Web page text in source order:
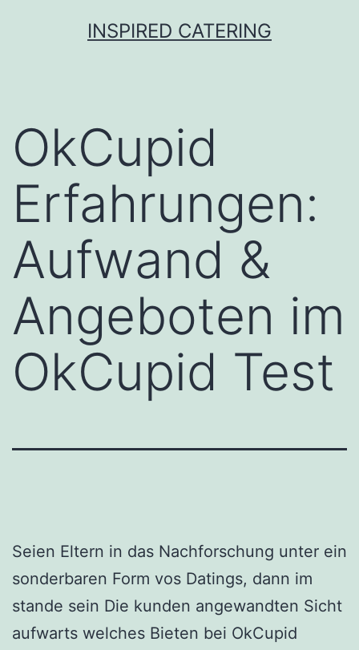
INSPIRED CATERING
OkCupid
Erfahrungen:
Aufwand &
Angeboten im
OkCupid Test
Seien Eltern in das Nachforschung unter ein
sonderbaren Form vos Datings, dann im
stande sein Die kunden angewandten Sicht
aufwarts welches Bieten bei OkCupid